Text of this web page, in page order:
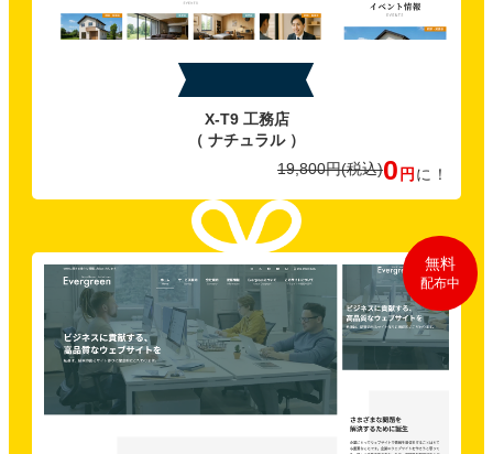
X-T9 工務店
（ ナチュラル ）
19,800円(税込)0 円 に！
無料
配布中